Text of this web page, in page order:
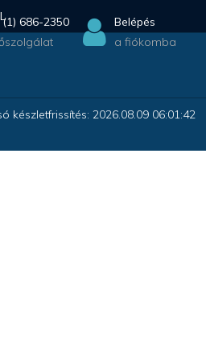
686-2350
Belépés
a fiókomba
készletfrissítés: 2026.08.09 06:01:42